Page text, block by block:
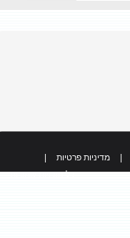
מדיניות פרטיות
כל הזכויות שמורות